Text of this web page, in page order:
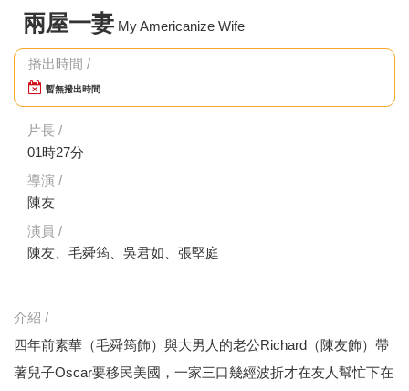
兩屋一妻 My Americanize Wife
播出時間 /
暫無撥出時間
片長 /
01時27分
導演 /
陳友
演員 /
陳友、毛舜筠、吳君如、張堅庭
介紹 /
四年前素華（毛舜筠飾）與大男人的老公Richard（陳友飾）帶
著兒子Oscar要移民美國，一家三口幾經波折才在友人幫忙下在